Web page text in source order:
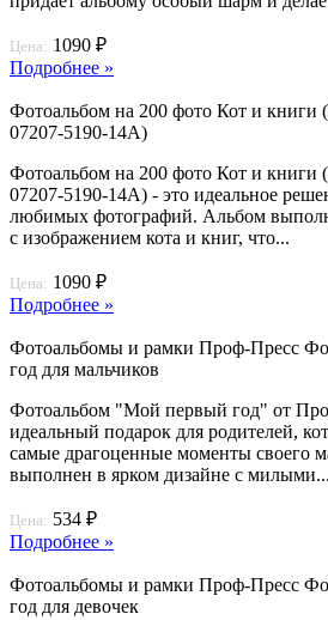
Цена: 1090 ₽
Подробнее »
Фотоальбом на 200 фото Кот и книги
07207-5190-14A)
Фотоальбом на 200 фото Кот и книги
07207-5190-14A) - это идеальное
любимых фотографий. Альбом
с изображением кота и книг, что...
Цена: 1090 ₽
Подробнее »
Фотоальбомы и рамки Проф-Пресс
год для мальчиков
Фотоальбом "Мой первый год" от
идеальный подарок для родителей,
самые драгоценные моменты своего
выполнен в ярком дизайне с милыми...
Цена: 534 ₽
Подробнее »
Фотоальбомы и рамки Проф-Пресс
год для девочек